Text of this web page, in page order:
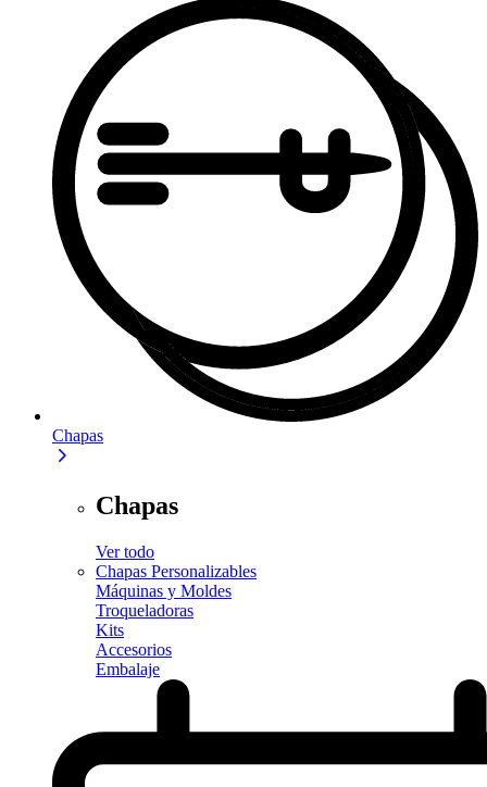
Chapas
Chapas
Ver todo
Chapas Personalizables
Máquinas y Moldes
Troqueladoras
Kits
Accesorios
Embalaje